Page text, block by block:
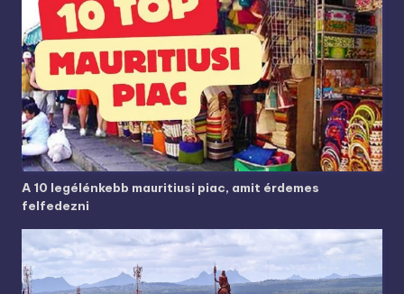
A 10 legélénkebb mauritiusi piac, amit érdemes
felfedezni